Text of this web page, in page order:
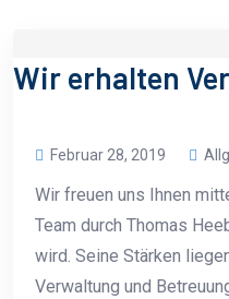
Wir erhalten
Februar 28, 2019
Wir freuen uns Ihnen
Team durch Thomas
wird. Seine Stärken
Verwaltung und